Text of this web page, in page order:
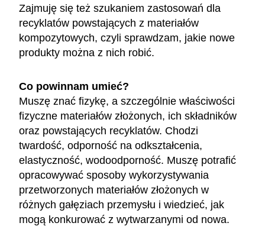
Zajmuję się też szukaniem zastosowań dla
recyklatów powstających z materiałów
kompozytowych, czyli sprawdzam, jakie nowe
produkty można z nich robić.
Co powinnam umieć?
Muszę znać fizykę, a szczególnie właściwości
fizyczne materiałów złożonych, ich składników
oraz powstających recyklatów. Chodzi
twardość, odporność na odkształcenia,
elastyczność, wodoodporność. Muszę potrafić
opracowywać sposoby wykorzystywania
przetworzonych materiałów złożonych w
różnych gałęziach przemysłu i wiedzieć, jak
mogą konkurować z wytwarzanymi od nowa.